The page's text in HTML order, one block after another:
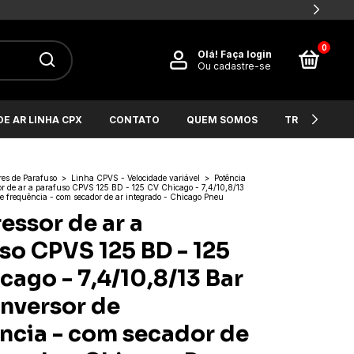
Olá! Faça login
Ou cadastre-se
0
AR LINHA CPX CONTATO QUEM SOMOS TROCAS E
de Parafuso > Linha CPVS - Velocidade variável > Potência
de ar a parafuso CPVS 125 BD - 125 CV Chicago - 7,4/10,8/13
frequência - com secador de ar integrado - Chicago Pneu
de ar a
CPVS 125 BD - 125
- 7,4/10,8/13 Bar
de
- com secador de